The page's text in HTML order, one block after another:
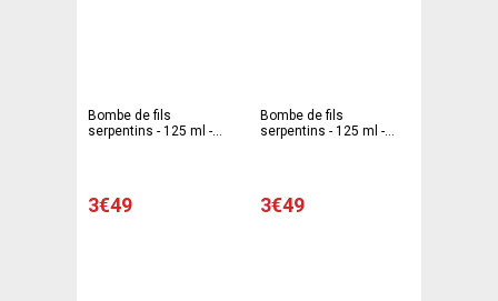
Bombe de fils
serpentins - 125 ml -
3€49
Bombe de fils
serpentins - 125 ml -
3€49